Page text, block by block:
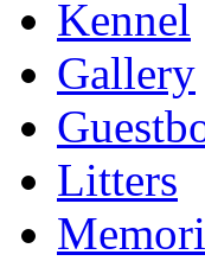
Kennel
Gallery
Litters